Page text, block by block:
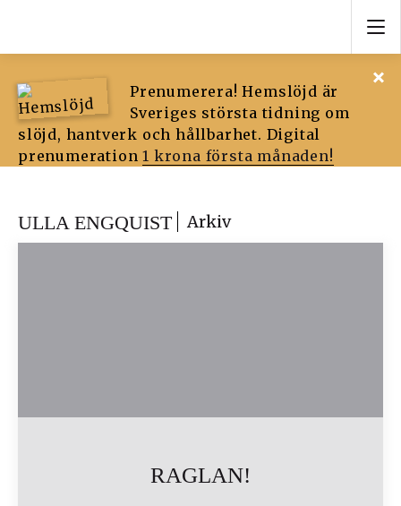
Prenumerera! Hemslöjd är
Sveriges största tidning om
slöjd, hantverk och hållbarhet. Digital
prenumeration1 krona första månaden!
ULLA ENGQUIST Arkiv
RAGLAN!